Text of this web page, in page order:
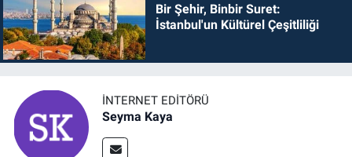
Bir Şehir, Binbir Suret:
İstanbul'un Kültürel Çeşitliliği
İNTERNET EDITÖRÜ
Seyma Kaya